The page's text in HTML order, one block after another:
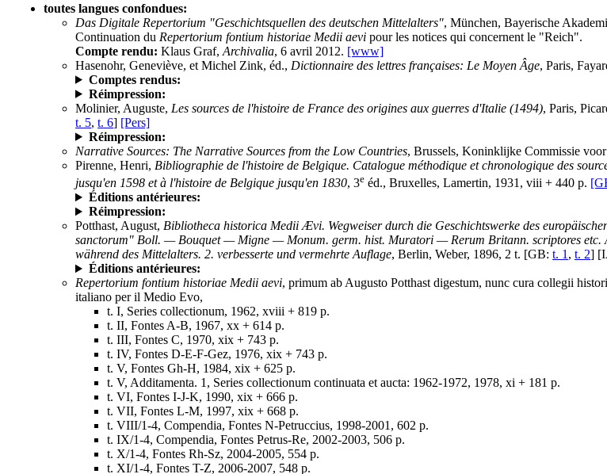
toutes langues confondues:
Das Digitale Repertorium "Geschichtsquellen des deutschen Mittelalters", München, Bayerische
Continuation du Repertorium fontium historiae Medii aevi pour les notices qui concernent le "Reich".
Compte rendu: Klaus Graf, Archivalia, 6 avril 2012. [www]
Hasenohr, Geneviève, et Michel Zink, éd., Dictionnaire des lettres françaises: Le Moyen Âge, Paris,
Comptes rendus:
Réimpression:
Molinier, Auguste, Les sources de l'histoire de France des origines aux guerres d'Italie (1494), Paris,
t. 5, t. 6] [Pers]
Réimpression:
Narrative Sources: The Narrative Sources from the Low Countries, Brussels, Koninklijke Commissie
Pirenne, Henri, Bibliographie de l'histoire de Belgique. Catalogue méthodique et chronologique des
jusqu'en 1598 et à l'histoire de Belgique jusqu'en 1830, 3e éd., Bruxelles, Lamertin, 1931, viii + 440 p.
Éditions antérieures:
Réimpression:
Potthast, August, Bibliotheca historica Medii Ævi. Wegweiser durch die Geschichtswerke des
sanctorum" Boll. — Bouquet — Migne — Monum. germ. hist. Muratori — Rerum Britann. scriptores etc.
während des Mittelalters. 2. verbesserte und vermehrte Auflage, Berlin, Weber, 1896, 2 t. [GB: t. 1 , t. 2]
Éditions antérieures:
Repertorium fontium historiae Medii aevi, primum ab Augusto Potthast digestum, nunc cura collegii
italiano per il Medio Evo,
t. I, Series collectionum, 1962, xviii + 819 p.
t. II, Fontes A-B, 1967, xx + 614 p.
t. III, Fontes C, 1970, xix + 743 p.
t. IV, Fontes D-E-F-Gez, 1976, xix + 743 p.
t. V, Fontes Gh-H, 1984, xix + 625 p.
t. V, Additamenta. 1, Series collectionum continuata et aucta: 1962-1972, 1978, xi + 181 p.
t. VI, Fontes I-J-K, 1990, xix + 666 p.
t. VII, Fontes L-M, 1997, xix + 668 p.
t. VIII/1-4, Compendia, Fontes N-Petruccius, 1998-2001, 602 p.
t. IX/1-4, Compendia, Fontes Petrus-Re, 2002-2003, 506 p.
t. X/1-4, Fontes Rh-Sz, 2004-2005, 554 p.
t. XI/1-4, Fontes T-Z, 2006-2007, 548 p.